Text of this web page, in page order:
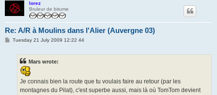
lorez
Bruleur de bitume
Re: A/R à Moulins dans l'Alier (Auvergne 03)
PTuesday 21 July 2009 12:22 44
Mars wrote:
Je connais bien la route que tu voulais faire au retour (par les
montagnes du Pilat), c'est superbe aussi, mais là où TomTom devient